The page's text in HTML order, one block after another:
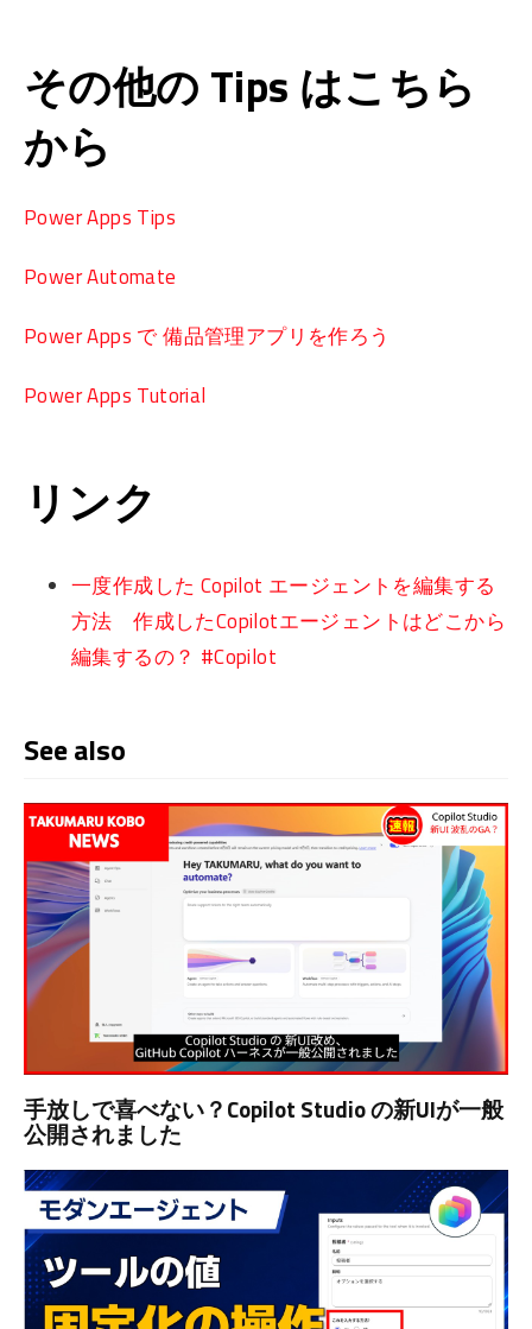
その他の Tips はこちら
から
Power Apps Tips
Power Automate
Power Apps で 備品管理アプリを作ろう
Power Apps Tutorial
リンク
一度作成した Copilot エージェントを編集する
方法 作成したCopilotエージェントはどこから
編集するの？ #Copilot
See also
手放しで喜べない？Copilot Studio の新UIが一般
公開されました